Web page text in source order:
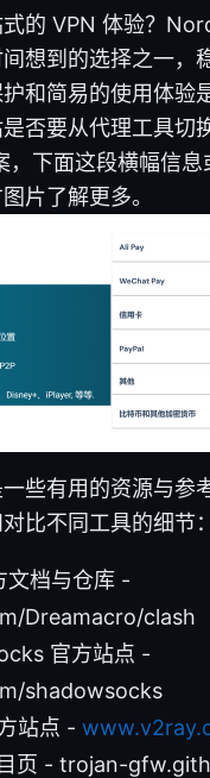
的 VPN 体验？
想到的选择之一，
和简易的使用体验
否要从代理工具切
，下面这段横幅信息
片了解更多。
些有用的资源与参
比不同工具的细节：
文档与仓库 -
Dreamacro/clash
官方站点 -
shadowsocks
站点 -
页 - trojan-